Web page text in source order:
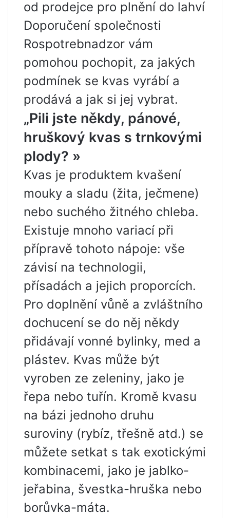
od prodejce pro plnění do lahví
Doporučení společnosti
Rospotrebnadzor vám
pomohou pochopit, za jakých
podmínek se kvas vyrábí a
prodává a jak si jej vybrat.
„Pili jste někdy, pánové,
hruškový kvas s trnkovými
plody? »
Kvas je produktem kvašení
mouky a sladu (žita, ječmene)
nebo suchého žitného chleba.
Existuje mnoho variací při
přípravě tohoto nápoje: vše
závisí na technologii,
přísadách a jejich proporcích.
Pro doplnění vůně a zvláštního
dochucení se do něj někdy
přidávají vonné bylinky, med a
plástev. Kvas může být
vyroben ze zeleniny, jako je
řepa nebo tuřín. Kromě kvasu
na bázi jednoho druhu
suroviny (rybíz, třešně atd.) se
můžete setkat s tak exotickými
kombinacemi, jako je jablko-
jeřabina, švestka-hruška nebo
borůvka-máta.